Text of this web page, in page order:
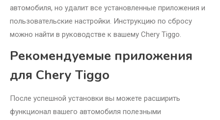
автомобиля, но удалит все установленные приложения и
пользовательские настройки. Инструкцию по сбросу
можно найти в руководстве к вашему Chery Tiggo.
Рекомендуемые приложения
для Chery Tiggo
После успешной установки вы можете расширить
функционал вашего автомобиля полезными